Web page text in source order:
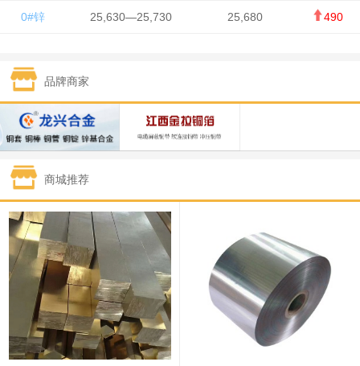
0#锌 25,630—25,730 25,680 490
1#锡 434,750—436,750
1#镍 131,200—132,400
1#白银 15,170—15,180 15,175 615
钯金
1#钴 331,000—351,000
1#锑 88,000—94,000 91,000
2#锑 84,000—90,000 87,000 0
1#镁 17,000—18,000 17,500
1#电解锰(99.7%袋装) 17,900—18,100 18,000
品牌商家
商城推荐